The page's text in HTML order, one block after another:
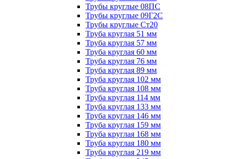
Трубы круглые 08ПС
Трубы круглые 09Г2С
Трубы круглые Ст20
Труба круглая 51 мм
Труба круглая 57 мм
Труба круглая 60 мм
Труба круглая 76 мм
Труба круглая 89 мм
Труба круглая 102 мм
Труба круглая 108 мм
Труба круглая 114 мм
Труба круглая 133 мм
Труба круглая 146 мм
Труба круглая 159 мм
Труба круглая 168 мм
Труба круглая 180 мм
Труба круглая 219 мм